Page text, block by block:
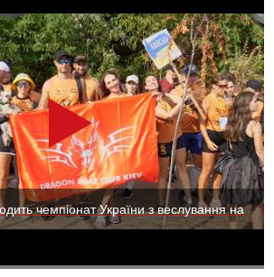
чемпіонат України з веслування на